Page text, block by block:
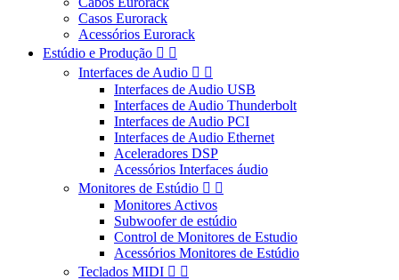
Casos Eurorack
Acessórios Eurorack
Estúdio e Produção  
Interfaces de Audio  
Interfaces de Audio USB
Interfaces de Audio Thunderbolt
Interfaces de Audio PCI
Interfaces de Audio Ethernet
Aceleradores DSP
Acessórios Interfaces áudio
Monitores de Estúdio  
Monitores Activos
Subwoofer de estúdio
Control de Monitores de Estudio
Acessórios Monitores de Estúdio
Teclados MIDI  